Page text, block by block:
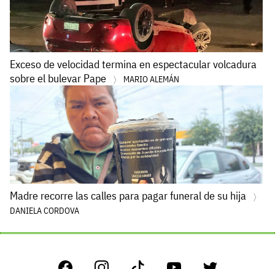
Exceso de velocidad termina en espectacular volcadura
sobre el bulevar Pape
MARIO ALEMÁN
Madre recorre las calles para pagar funeral de su hija
DANIELA CORDOVA